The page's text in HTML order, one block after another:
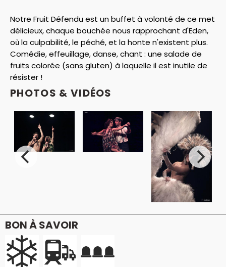
Notre Fruit Défendu est un buffet à volonté de ce met
délicieux, chaque bouchée nous rapprochant d'Eden,
où la culpabilité, le péché, et la honte n'existent plus.
Comédie, effeuillage, danse, chant : une salade de
fruits colorée (sans gluten) à laquelle il est inutile de
résister !
PHOTOS & VIDÉOS
BON À SAVOIR